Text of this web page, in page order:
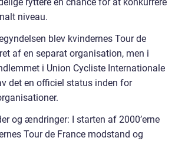
ryttere en chance for at konkurrere
niveau.
blev kvindernes Tour de
af en separat organisation, men i
i Union Cycliste Internationale
det en officiel status inden for
og ændringer: I starten af 2000’erne
Tour de France modstand og